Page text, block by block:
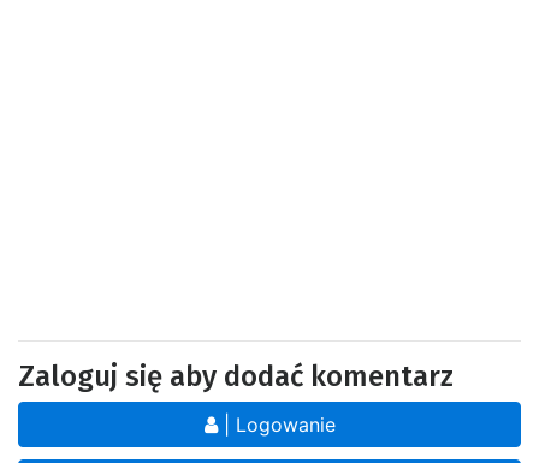
Zaloguj się aby dodać komentarz
| Logowanie